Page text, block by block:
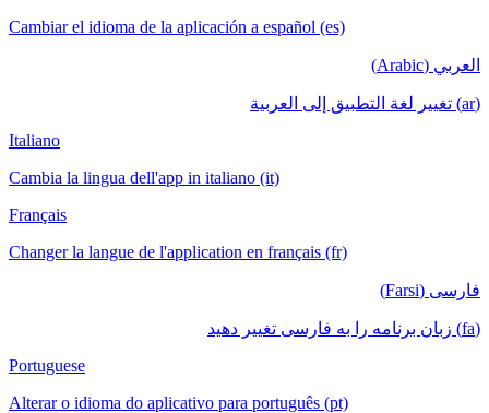
Cambiar el idioma de la aplicación a español (es)
العربي (Arabic)
(ar) تغيير لغة التطبيق إلى العربية
Italiano
Cambia la lingua dell'app in italiano (it)
Français
Changer la langue de l'application en français (fr)
فارسی (Farsi)
(fa) زبان برنامه را به فارسی تغییر دهید
Portuguese
Alterar o idioma do aplicativo para português (pt)